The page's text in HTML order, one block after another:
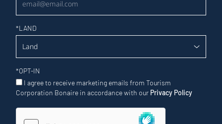
*LAND
*OPT-IN
I agree to receive marketing emails from Tourism
Corporation Bonaire in accordance with our Privacy Policy